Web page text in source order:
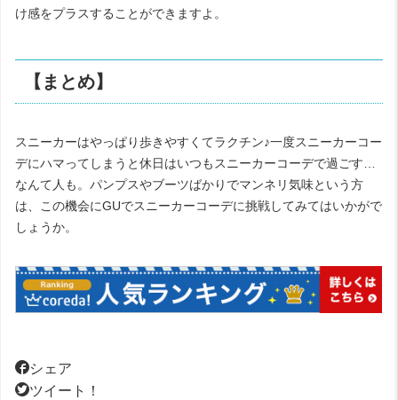
け感をプラスすることができますよ。
【まとめ】
スニーカーはやっぱり歩きやすくてラクチン♪一度スニーカーコー
デにハマってしまうと休日はいつもスニーカーコーデで過ごす…
なんて人も。パンプスやブーツばかりでマンネリ気味という方
は、この機会にGUでスニーカーコーデに挑戦してみてはいかがで
しょうか。
シェア
ツイート！